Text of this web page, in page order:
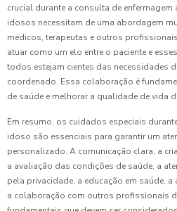
crucial durante a consulta de
idosos necessitam de uma abordagem
médicos, terapeutas e outros
atuar como um elo entre o paciente e
todos estejam cientes das necessidades
coordenado. Essa colaboração é
de saúde e melhorar a qualidade de vida
Em resumo, os cuidados especiais
idoso são essenciais para garantir um
personalizado. A comunicação clara, a
a avaliação das condições de saúde, a
pela privacidade, a educação em saúde,
a colaboração com outros profissionais